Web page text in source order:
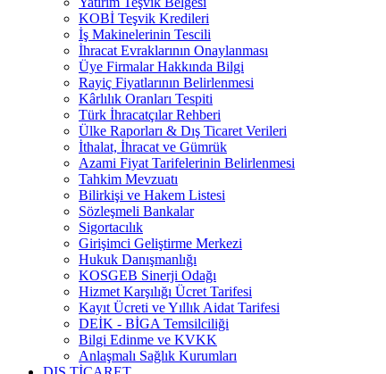
KOBİ Teşvik Kredileri
İş Makinelerinin Tescili
İhracat Evraklarının Onaylanması
Üye Firmalar Hakkında Bilgi
Rayiç Fiyatlarının Belirlenmesi
Kârlılık Oranları Tespiti
Türk İhracatçılar Rehberi
Ülke Raporları & Dış Ticaret Verileri
İthalat, İhracat ve Gümrük
Azami Fiyat Tarifelerinin Belirlenmesi
Tahkim Mevzuatı
Bilirkişi ve Hakem Listesi
Sözleşmeli Bankalar
Sigortacılık
Girişimci Geliştirme Merkezi
Hukuk Danışmanlığı
KOSGEB Sinerji Odağı
Hizmet Karşılığı Ücret Tarifesi
Kayıt Ücreti ve Yıllık Aidat Tarifesi
DEİK - BİGA Temsilciliği
Bilgi Edinme ve KVKK
Anlaşmalı Sağlık Kurumları